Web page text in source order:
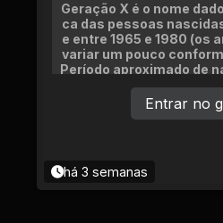
Geração X é o nome
ca das pessoas
e entre 1965 e 1980 (os
variar um pouco
Período aproximado de
980
há 3 semanas
Entrar no